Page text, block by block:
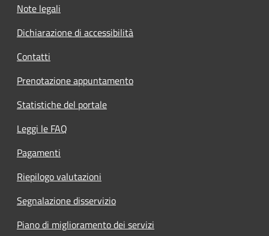
Note legali
Dichiarazione di accessibilità
Contatti
Prenotazione appuntamento
Statistiche del portale
Leggi le FAQ
Pagamenti
Riepilogo valutazioni
Segnalazione disservizio
Piano di miglioramento dei servizi